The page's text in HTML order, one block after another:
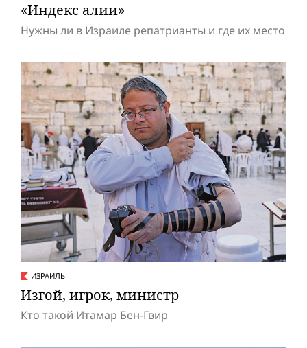
«Индекс алии»
Нужны ли в Израиле репатрианты и где их место
ИЗРАИЛЬ
Изгой, игрок, министр
Кто такой Итамар Бен-Гвир